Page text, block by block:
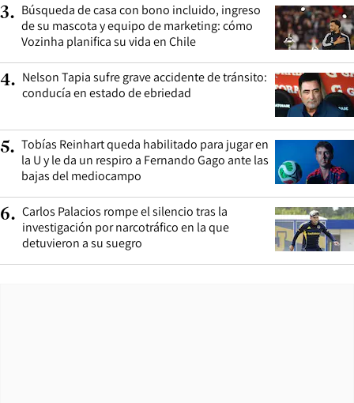
3. Búsqueda de casa con bono incluido, ingreso
de su mascota y equipo de marketing: cómo
Vozinha planifica su vida en Chile
4. Nelson Tapia sufre grave accidente de tránsito:
conducía en estado de ebriedad
5. Tobías Reinhart queda habilitado para jugar en
la U y le da un respiro a Fernando Gago ante las
bajas del mediocampo
6. Carlos Palacios rompe el silencio tras la
investigación por narcotráfico en la que
detuvieron a su suegro